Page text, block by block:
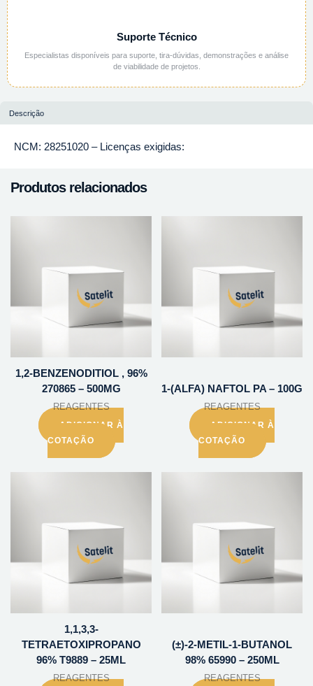
Suporte Técnico
Especialistas disponíveis para suporte, tira-dúvidas, demonstrações e análise
de viabilidade de projetos.
Descrição
NCM: 28251020 – Licenças exigidas:
Produtos relacionados
1,2-BENZENODITIOL , 96%
270865 – 500MG
REAGENTES
ADICIONAR À
COTAÇÃO
1-(ALFA) NAFTOL PA – 100G
REAGENTES
ADICIONAR À
COTAÇÃO
1,1,3,3-
TETRAETOXIPROPANO
96% T9889 – 25ML
REAGENTES
(±)-2-METIL-1-BUTANOL
98% 65990 – 250ML
REAGENTES